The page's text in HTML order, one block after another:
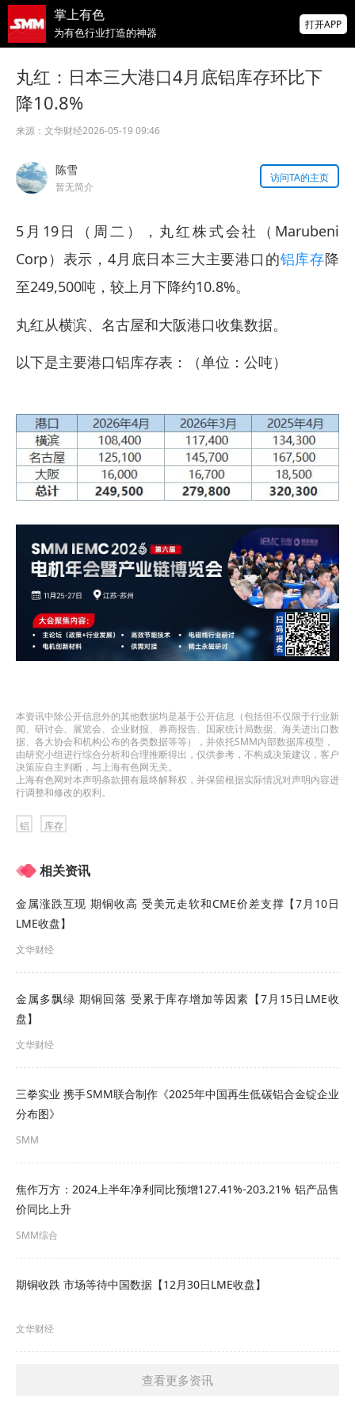
掌上有色
为有色行业打造的神器
锡领跌 沪金沪银涨超3%【SMM午评】
【直播中】海外宏观经济及大类资产展望 全
球锌、氧化锌、镀锌板供需及价格展望
【SMM锌业大会】
打开APP
丸红：日本三大港口4月底铝库存环比下
降10.8%
来源： 文华财经2026-05-19 09:46
陈雪
暂无简介
访问TA的主页
5月19日（周二），丸红株式会社（Marubeni
Corp）表示，4月底日本三大主要港口的铝库存降
至249,500吨，较上月下降约10.8%。
丸红从横滨、名古屋和大阪港口收集数据。
以下是主要港口铝库存表：（单位：公吨）
本资讯中除公开信息外的其他数据均是基于公开信息（包括但不仅限于行业新
闻、研讨会、展览会、企业财报、券商报告、国家统计局数据、海关进出口数
据、各大协会和机构公布的各类数据等等），并依托SMM内部数据库模型，
由研究小组进行综合分析和合理推断得出，仅供参考，不构成决策建议，客户
决策应自主判断，与上海有色网无关。
上海有色网对本声明条款拥有最终解释权，并保留根据实际情况对声明内容进
行调整和修改的权利。
铝 库存
相关资讯
金属涨跌互现 期铜收高 受美元走软和CME价差支撑【7月10日
LME收盘】
文华财经
金属多飘绿 期铜回落 受累于库存增加等因素【7月15日LME收
盘】
文华财经
三拳实业 携手SMM联合制作《2025年中国再生低碳铝合金锭企业
分布图》
SMM
焦作万方：2024上半年净利同比预增127.41%-203.21% 铝产品售
价同比上升
SMM综合
期铜收跌 市场等待中国数据【12月30日LME收盘】
文华财经
查看更多资讯